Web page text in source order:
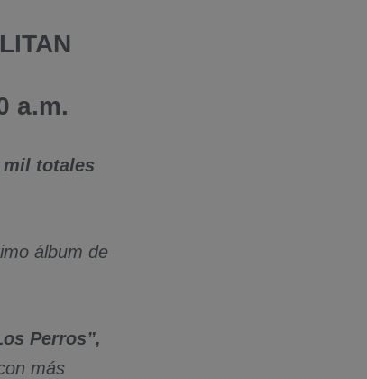
a.m.
mil totales
álbum de
Perros”,
más